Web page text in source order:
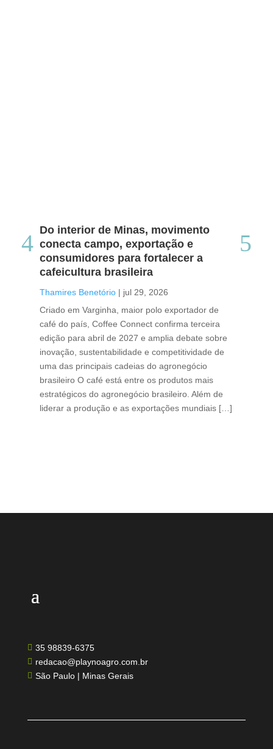
Do interior de Minas, movimento
conecta campo, exportação e
consumidores para fortalecer a
cafeicultura brasileira
Thamires Benetório | jul 29, 2026
Criado em Varginha, maior polo exportador de
café do país, Coffee Connect confirma terceira
edição para abril de 2027 e amplia debate sobre
inovação, sustentabilidade e competitividade de
uma das principais cadeias do agronegócio
brasileiro O café está entre os produtos mais
estratégicos do agronegócio brasileiro. Além de
liderar a produção e as exportações mundiais […]
 35 98839-6375
 redacao@playnoagro.com.br
 São Paulo | Minas Gerais